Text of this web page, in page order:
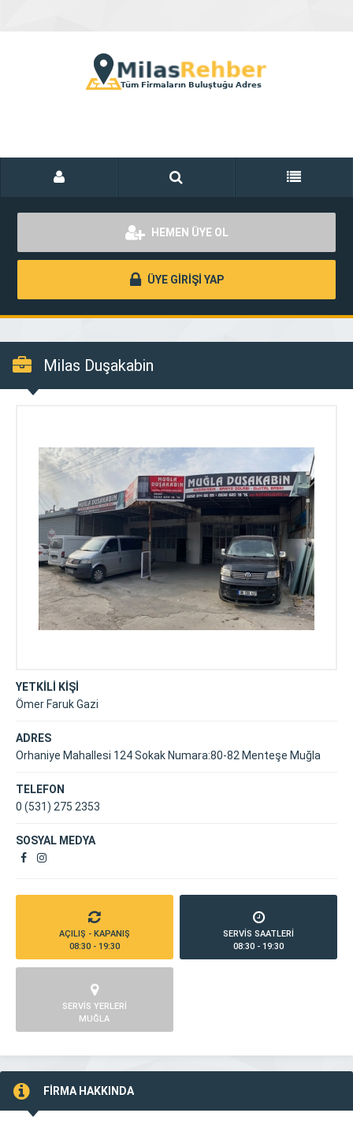
HEMEN ÜYE OL
ÜYE GİRİŞİ YAP
Milas Duşakabin
YETKİLİ KİŞİ
Ömer Faruk Gazi
ADRES
Orhaniye Mahallesi 124 Sokak Numara:80-82 Menteşe Muğla
TELEFON
0 (531) 275 2353
SOSYAL MEDYA
AÇILIŞ - KAPANIŞ
08:30 - 19:30
SERVİS SAATLERİ
08:30 - 19:30
SERVİS YERLERİ
MUĞLA
FİRMA HAKKINDA